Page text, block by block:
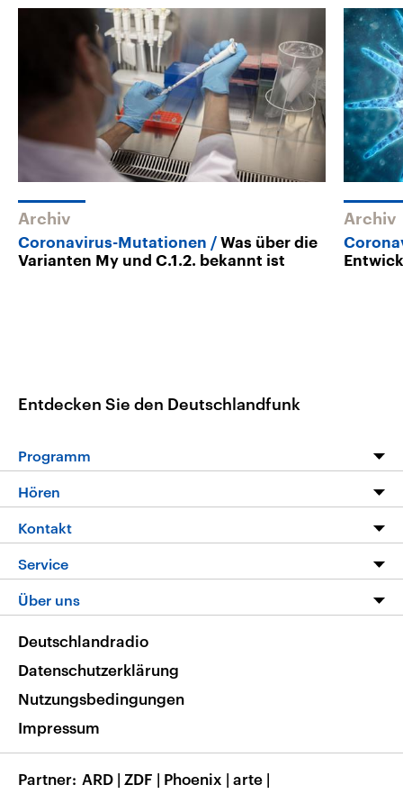
Archiv
Coronavirus-Mutationen
Was über die
Varianten My und C.1.2. bekannt ist
Archiv
Entdecken Sie den Deutschlandfunk
Programm
Programm
Die Nachrichten
Nachrichtenleicht
Neue Beiträge auf dlf.de
Hören
Livestream
Podcasts
Deutschlandfunk App
Nachrichten App
Frequenzen
Kontakt
Hörerservice
Service
FAQ
Veranstaltungen
Musikliste
RSS
Über uns
Barrierefreiheit
Deutschlandradio
Datenschutzerklärung
Nutzungsbedingungen
Impressum
Partner ARD | ZDF | Phoenix | arte |